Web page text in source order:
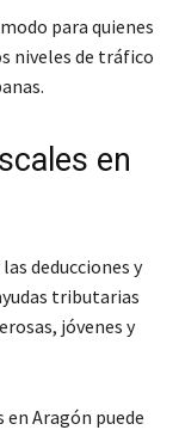
para quienes
niveles de tráfico
en
deducciones y
tributarias
jóvenes y
Aragón puede